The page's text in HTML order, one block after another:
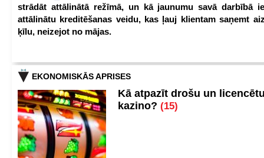
strādāt attālinātā režīmā, un kā jaunumu savā darbībā
attālinātu kreditēšanas veidu, kas ļauj klientam saņemt
ķīlu, neizejot no mājas.
EKONOMISKĀS APRISES
Kā atpazīt drošu un
kazino? (15)